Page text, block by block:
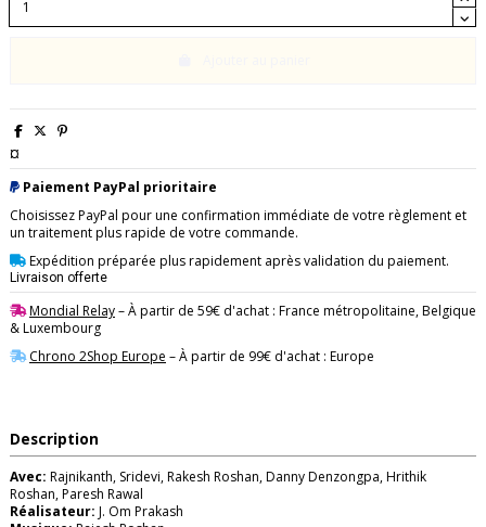
¤
Paiement PayPal prioritaire
Choisissez PayPal pour une confirmation immédiate de votre règlement et
un traitement plus rapide de votre commande.
Expédition préparée plus rapidement après validation du paiement.
Livraison offerte
Mondial Relay– À partir de 59€ d'achat : France métropolitaine, Belgique
& Luxembourg
Chrono 2Shop Europe – À partir de 99€ d'achat : Europe
Description
Avec: Rajnikanth, Sridevi, Rakesh Roshan, Danny Denzongpa, Hrithik
Roshan, Paresh Rawal
Réalisateur: J. Om Prakash